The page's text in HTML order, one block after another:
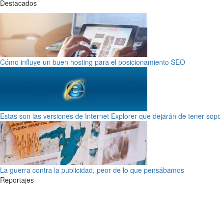
Destacados
Cómo influye un buen hosting para el posicionamiento SEO
Estas son las versiones de Internet Explorer que dejarán de tener
La guerra contra la publicidad, peor de lo que pensábamos
Reportajes